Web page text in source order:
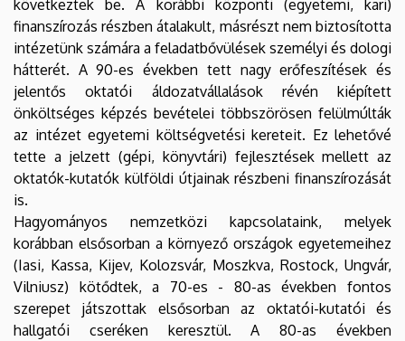
következtek be. A korábbi központi (egyetemi, kari)
finanszírozás részben átalakult, másrészt nem biztosította
intézetünk számára a feladatbővülések személyi és dologi
hátterét. A 90-es években tett nagy erőfeszítések és
jelentős oktatói áldozatvállalások révén kiépített
önköltséges képzés bevételei többszörösen felülmúlták
az intézet egyetemi költségvetési kereteit. Ez lehetővé
tette a jelzett (gépi, könyvtári) fejlesztések mellett az
oktatók-kutatók külföldi útjainak részbeni finanszírozását
is.
Hagyományos nemzetközi kapcsolataink, melyek
korábban elsősorban a környező országok egyetemeihez
(Iasi, Kassa, Kijev, Kolozsvár, Moszkva, Rostock, Ungvár,
Vilniusz) kötődtek, a 70-es - 80-as években fontos
szerepet játszottak elsősorban az oktatói-kutatói és
hallgatói cseréken keresztül. A 80-as években